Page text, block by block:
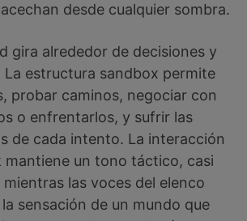
desde cualquier sombra.
gira alrededor de decisiones y
La estructura sandbox permite
probar caminos, negociar con
o enfrentarlos, y sufrir las
de cada intento. La interacción
mantiene un tono táctico, casi
las voces del elenco
sensación de un mundo que